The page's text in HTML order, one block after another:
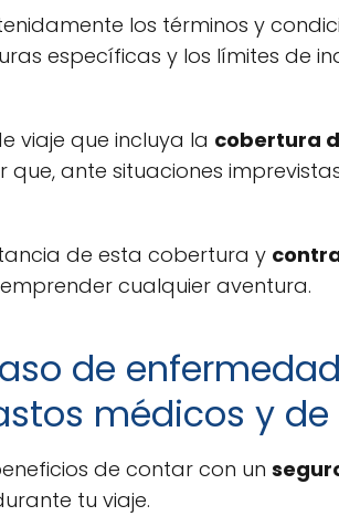
los términos y
específicas y los límites de
viaje que incluya la cobertura
ante situaciones
de esta cobertura y
cualquier aventura.
de
médicos y
de contar con un
tu viaje.